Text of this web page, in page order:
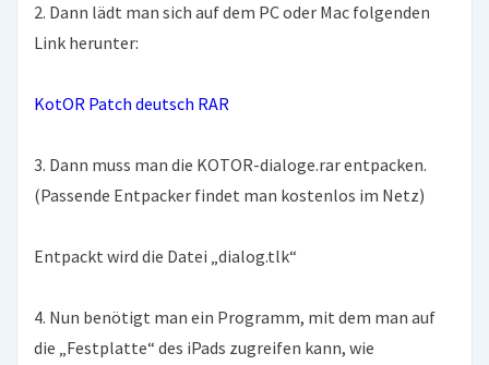
2. Dann lädt man sich auf dem PC oder Mac folgenden
Link herunter:
KotOR Patch deutsch RAR
3. Dann muss man die KOTOR-dialoge.rar entpacken.
(Passende Entpacker findet man kostenlos im Netz)
Entpackt wird die Datei „dialog.tlk“
4. Nun benötigt man ein Programm, mit dem man auf
die „Festplatte“ des iPads zugreifen kann, wie